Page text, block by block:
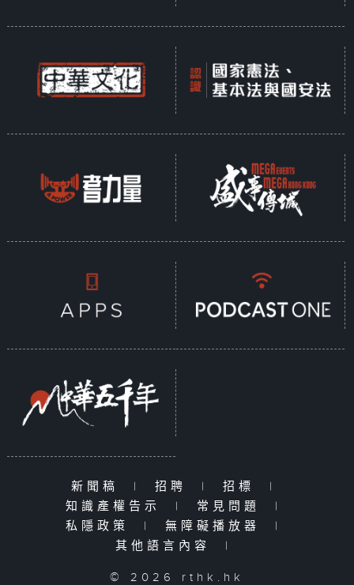
新聞稿 | 招聘 | 招標
|
知識產權告示
| 常見問題
|
私隱政策
| 無障礙播放器
|
其他語言內容
|
© 2026 rthk.hk